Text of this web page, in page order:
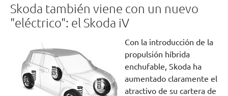
Skoda también viene con un nuevo
"eléctrico": el Skoda iV
Con la introducción de la
propulsión híbrida
enchufable, Skoda ha
aumentado claramente el
atractivo de su cartera de